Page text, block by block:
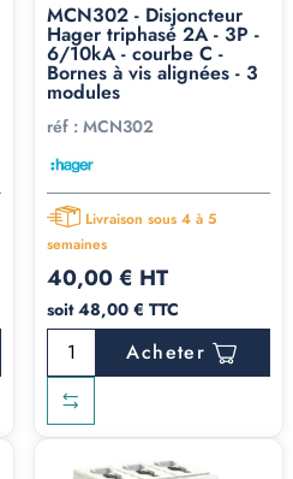
MCN302 - Disjoncteur
Hager triphasé 2A - 3P -
6/10kA - courbe C -
Bornes à vis alignées - 3
modules
réf : MCN302
Livraison sous 4 à 5
semaines
40,00 € HT
soit 48,00 € TTC
Acheter